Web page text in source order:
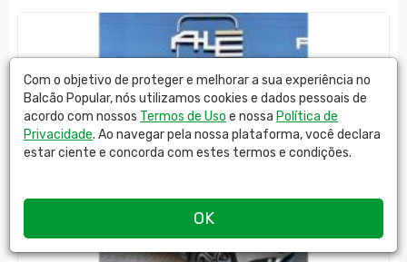
Com o objetivo de proteger e melhorar a sua experiência no
Balcão Popular, nós utilizamos cookies e dados pessoais de
acordo com nossos Termos de Uso e nossa Política de
Privacidade. Ao navegar pela nossa plataforma, você declara
estar ciente e concorda com estes termos e condições.
OK